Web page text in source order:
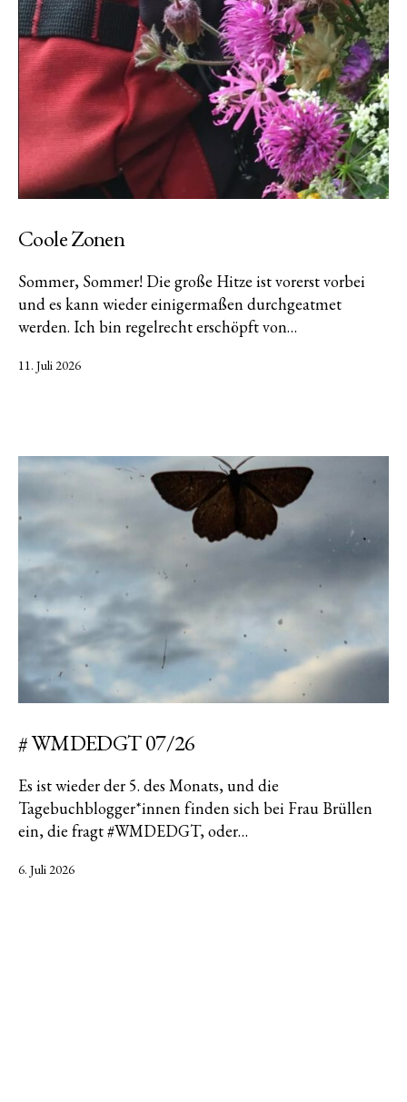
Coole Zonen
Sommer, Sommer! Die große Hitze ist vorerst vorbei
und es kann wieder einigermaßen durchgeatmet
werden. Ich bin regelrecht erschöpft von…
Veröffentlicht
11. Juli 2026
# WMDEDGT 07/26
Es ist wieder der 5. des Monats, und die
Tagebuchblogger*innen finden sich bei Frau Brüllen
ein, die fragt #WMDEDGT, oder…
Veröffentlicht
6. Juli 2026